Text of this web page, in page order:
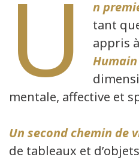
U n
tant
appris
Humain
mentale, affective et
Un second chemin de
de tableaux et